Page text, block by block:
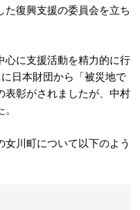
た復興支援の委員会を立ち
心に支援活動を精力的に行
日本財団から「被災地で
表彰がされましたが、中村
川町について以下のよう